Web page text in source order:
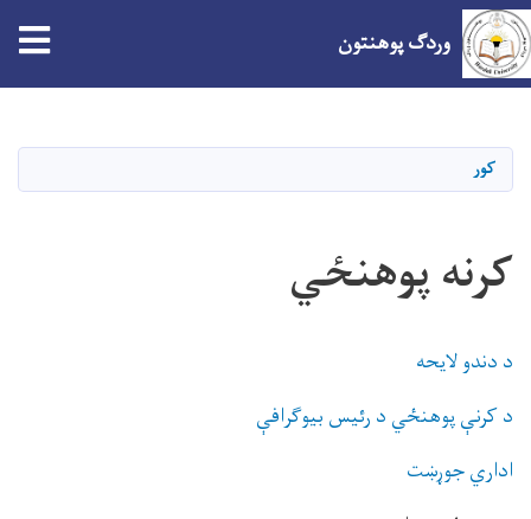
وردګ پوهنتون
کور
کرنه پوهنځي
د دندو لایحه
د کرنې پوهنځي د رئیس بیوګرافې
اداري جوړښت